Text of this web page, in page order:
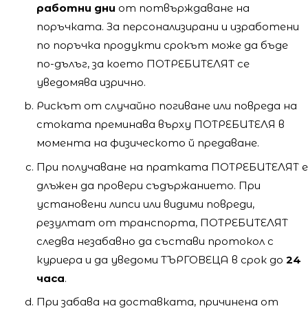
работни дни от потвърждаване на
поръчката. За персонализирани и изработени
по поръчка продукти срокът може да бъде
по-дълъг, за което ПОТРЕБИТЕЛЯТ се
уведомява изрично.
Рискът от случайно погиване или повреда на
стоката преминава върху ПОТРЕБИТЕЛЯ в
момента на физическото й предаване.
При получаване на пратката ПОТРЕБИТЕЛЯТ е
длъжен да провери съдържанието. При
установени липси или видими повреди,
резултат от транспорта, ПОТРЕБИТЕЛЯТ
следва незабавно да състави протокол с
куриера и да уведоми ТЪРГОВЕЦА в срок до 24
часа.
При забава на доставката, причинена от